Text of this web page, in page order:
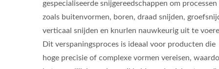
gespecialiseerde snijgereedschappen om processen
zoals buitenvormen, boren, draad snijden,
verticaal snijden en knurlen nauwkeurig uit te
Dit verspaningsproces is ideaal voor producten die
hoge precisie of complexe vormen vereisen,